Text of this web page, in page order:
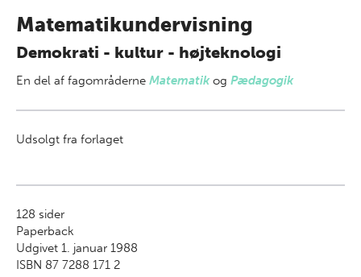
Matematikundervisning
Demokrati - kultur - højteknologi
En del af fagområderne Matematikog Pædagogik
Udsolgt fra forlaget
128 sider
Paperback
Udgivet 1. januar 1988
ISBN 87 7288 171 2